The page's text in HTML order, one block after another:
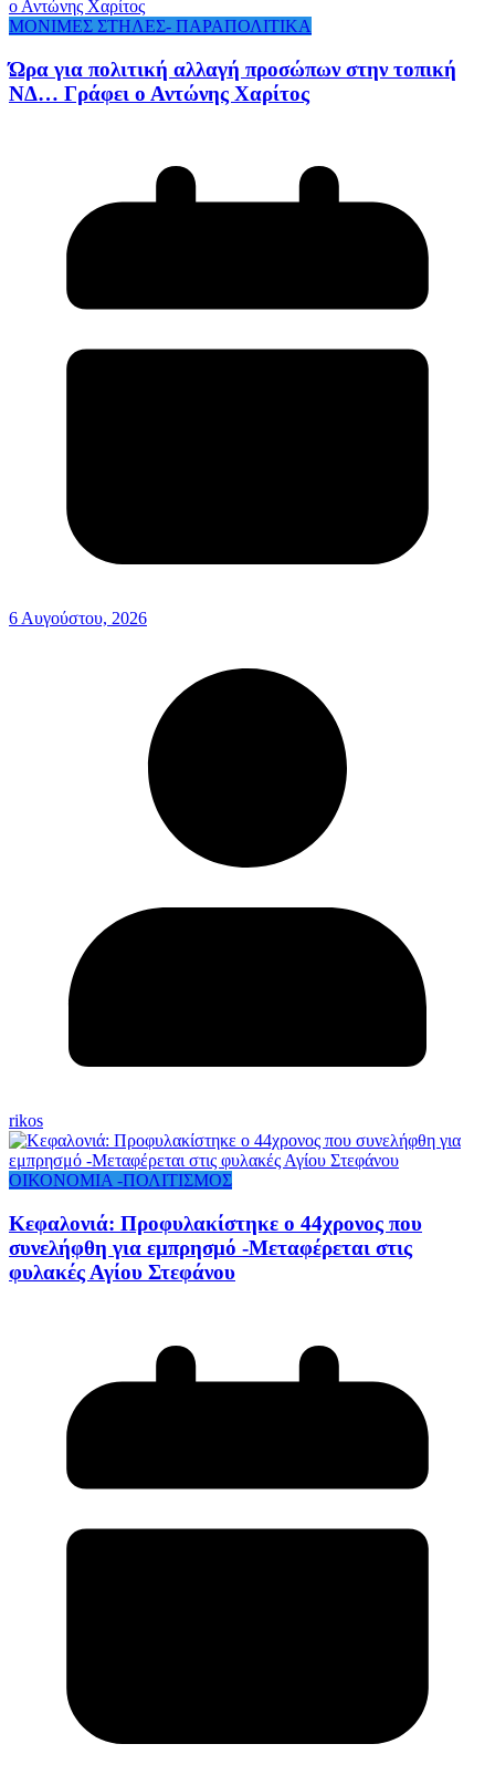
ΜΟΝΙΜΕΣ ΣΤΗΛΕΣ- ΠΑΡΑΠΟΛΙΤΙΚΑ
Ώρα για πολιτική αλλαγή προσώπων στην τοπική
ΝΔ… Γράφει ο Αντώνης Χαρίτος
6 Αυγούστου, 2026
rikos
ΟΙΚΟΝΟΜΙΑ -ΠΟΛΙΤΙΣΜΟΣ
Κεφαλονιά: Προφυλακίστηκε ο 44χρονος που
συνελήφθη για εμπρησμό -Μεταφέρεται στις
φυλακές Αγίου Στεφάνου